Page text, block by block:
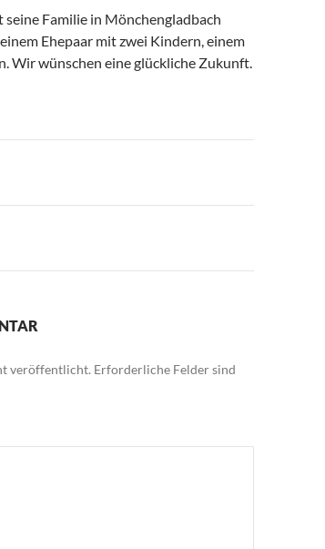
Familie in Mönchengladbach
Ehepaar mit zwei Kindern, einem
Wir wünschen eine glückliche Zukunft.
veröffentlicht. Erforderliche Felder sind